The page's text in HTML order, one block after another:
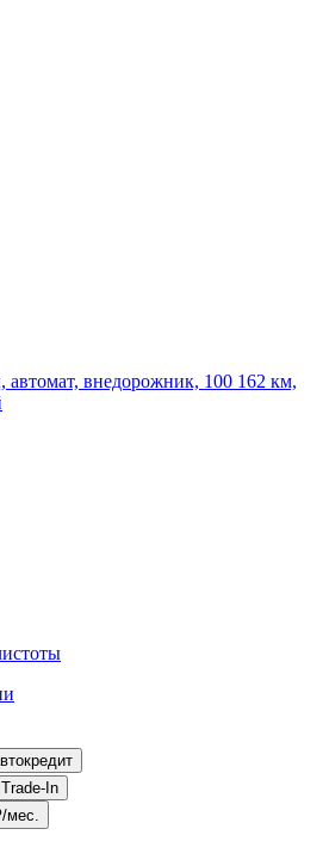
автомат, внедорожник, 100 162 км,
автокредит
на Trade-In
мес.